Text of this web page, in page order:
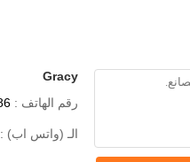
Gracy
رقم الهاتف :
الـ (واتس اب) :